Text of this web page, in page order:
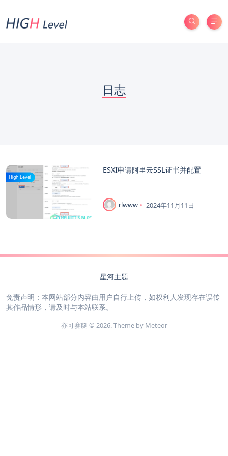
日志
High Level
ESXI申请阿里云SSL证书并配置
rlwww 2024年11月11日
星河主题
免责声明：本网站部分内容由用户自行上传，如权利人发现存在误传
其作品情形，请及时与本站联系。
亦可赛艇 © 2026. Theme by Meteor